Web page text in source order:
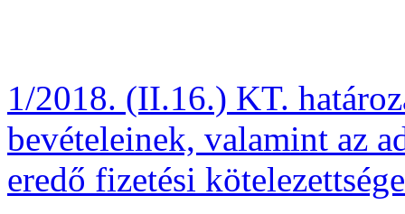
1/2018. (II.16.) KT.
bevételeinek, valamint az
eredő fizetési